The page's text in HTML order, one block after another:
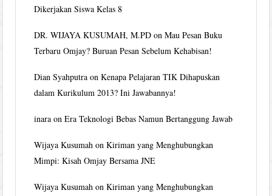
Dikerjakan Siswa Kelas 8
DR. WIJAYA KUSUMAH, M.PD onMau Pesan Buku
Terbaru Omjay? Buruan Pesan Sebelum Kehabisan!
Dian Syahputra onKenapa Pelajaran TIK Dihapuskan
dalam Kurikulum 2013? Ini Jawabannya!
inara onEra Teknologi Bebas Namun Bertanggung Jawab
Wijaya Kusumah onKiriman yang Menghubungkan
Mimpi: Kisah Omjay Bersama JNE
Wijaya Kusumah onKiriman yang Menghubungkan